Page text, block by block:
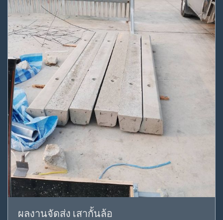
ผลงานจัดส่ง เสากั้นล้อ